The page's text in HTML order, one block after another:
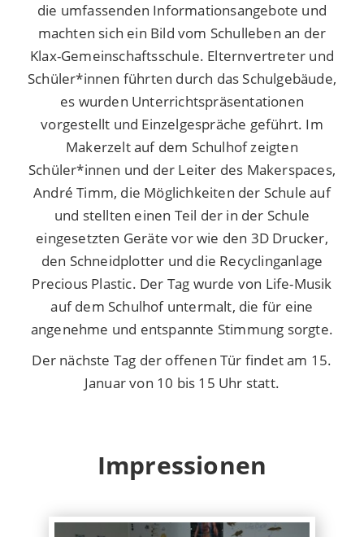
die umfassenden Informationsangebote und
machten sich ein Bild vom Schulleben an der
Klax-Gemeinschaftsschule. Elternvertreter und
Schüler*innen führten durch das Schulgebäude,
es wurden Unterrichtspräsentationen
vorgestellt und Einzelgespräche geführt. Im
Makerzelt auf dem Schulhof zeigten
Schüler*innen und der Leiter des Makerspaces,
André Timm, die Möglichkeiten der Schule auf
und stellten einen Teil der in der Schule
eingesetzten Geräte vor wie den 3D Drucker,
den Schneidplotter und die Recyclinganlage
Precious Plastic. Der Tag wurde von Life-Musik
auf dem Schulhof untermalt, die für eine
angenehme und entspannte Stimmung sorgte.
Der nächste Tag der offenen Tür findet am 15.
Januar von 10 bis 15 Uhr statt.
Impressionen